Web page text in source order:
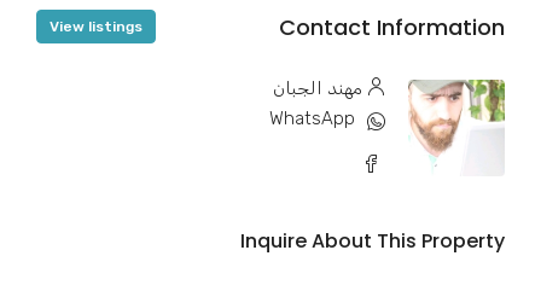
Contact Information
View listings
مهند الجبان
WhatsApp
Inquire About This Property